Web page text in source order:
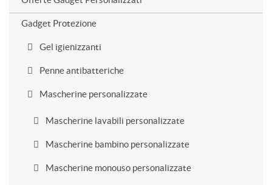
Gadget Protezione
Gel igienizzanti
Penne antibatteriche
Mascherine personalizzate
Mascherine lavabili personalizzate
Mascherine bambino personalizzate
Mascherine monouso personalizzate